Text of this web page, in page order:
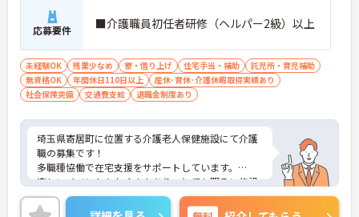
応募要件 ■介護職員初任者研修（ヘルパー2級）以上
未経験OK 残業少なめ 寮・借り上げ 住宅手当・補助
託児所・育児補助
無資格OK
年間休日110日以上
産休･育休･介護休暇取得実績あり
社会保険完備
交通費支給 退職金制度あり
埼玉県寄居町に位置する介護老人保健施設にて介護
職の募集です！
多職種協働で在宅支援をサポートしています。
楽しいイベントもたくさんあり、とても明るい施設
です。
福利厚生も充実しおり、長く安心してご就業いただ